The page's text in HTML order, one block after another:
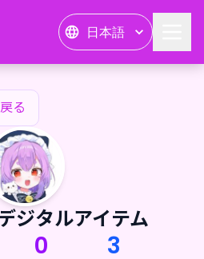
日本語
る
ジタルアイテム
0 3
24karat